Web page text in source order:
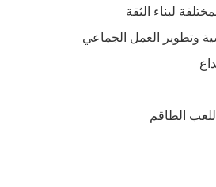
لبناء الثقة
وتطوير العمل الجماعي
الطاقم